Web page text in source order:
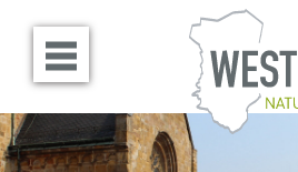
Menü öffnen